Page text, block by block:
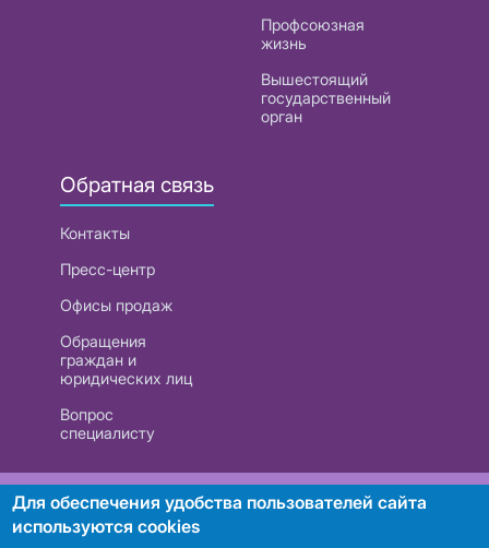
Профсоюзная
жизнь
Вышестоящий
государственный
орган
Обратная связь
Контакты
Пресс-центр
Офисы продаж
Обращения
граждан и
юридических лиц
Вопрос
специалисту
РУП «Белтелеком». УНП 101007741
Для обеспечения удобства пользователей сайта
используются cookies